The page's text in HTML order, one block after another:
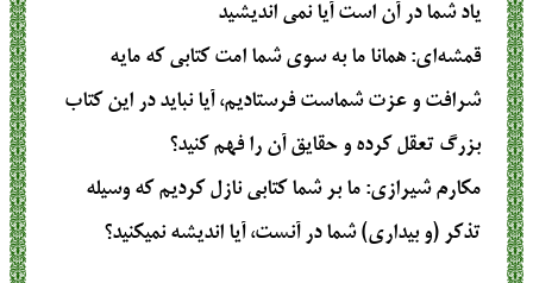
ياد شما در آن است آيا نمى‏ انديشيد
قمشه‌ای: همانا ما به سوی شما امت کتابی که مایه
شرافت و عزت شماست فرستادیم، آیا نباید در این کتاب
بزرگ تعقل کرده و حقایق آن را فهم کنید؟
مکارم شیرازی: ما بر شما كتابي نازل كرديم كه وسيله
تذكر (و بيداري) شما در آنست، آيا انديشه نمي‏كنيد؟